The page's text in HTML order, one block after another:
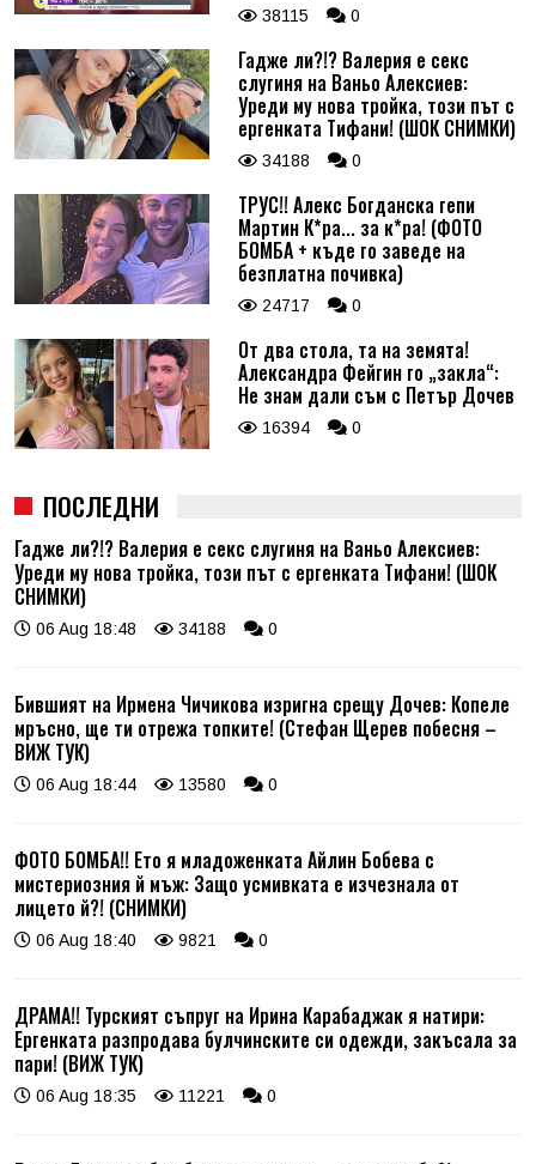
38115 0
Гадже ли?!? Валерия е секс
слугиня на Ваньо Алексиев:
Уреди му нова тройка, този път с
ергенката Тифани! (ШОК СНИМКИ)
34188 0
ТРУС!! Алекс Богданска гепи
Мартин К*ра... за к*ра! (ФОТО
БОМБА + къде го заведе на
безплатна почивка)
24717 0
От два стола, та на земята!
Александра Фейгин го „закла“:
Не знам дали съм с Петър Дочев
16394 0
ПОСЛЕДНИ
Гадже ли?!? Валерия е секс слугиня на Ваньо Алексиев:
Уреди му нова тройка, този път с ергенката Тифани! (ШОК
СНИМКИ)
06 Aug 18:48 34188 0
Бившият на Ирмена Чичикова изригна срещу Дочев: Копеле
мръсно, ще ти отрежа топките! (Стефан Щерев побесня –
ВИЖ ТУК)
06 Aug 18:44 13580 0
ФОТО БОМБА!! Ето я младоженката Айлин Бобева с
мистериозния й мъж: Защо усмивката е изчезнала от
лицето й?! (СНИМКИ)
06 Aug 18:40 9821 0
ДРАМА!! Турският съпруг на Ирина Карабаджак я натири:
Ергенката разпродава булчинските си одежди, закъсала за
пари! (ВИЖ ТУК)
06 Aug 18:35 11221 0